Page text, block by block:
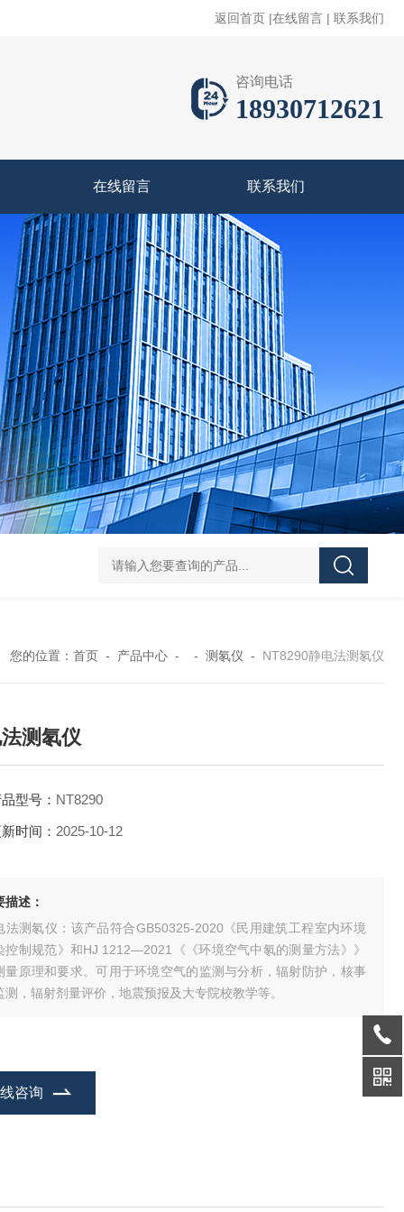
返回首页 |在线留言 | 联系我们
咨询电话
18930712621
在线留言 联系我们
NT6103-W智能在线式辐射监测系统 N3025型
您的位置： 首页 - 产品中心 - - 测氡仪 - NT8290静电法测氡仪
测氡仪
型号： NT8290
时间： 2025-10-12
描述：
法测氡仪：该产品符合GB50325-2020《民用建筑工程室内环境
控制规范》和HJ 1212—2021《《环境空气中氡的测量方法》》
量原理和要求。可用于环境空气的监测与分析，辐射防护，核事
测，辐射剂量评价，地震预报及大专院校教学等。
咨询